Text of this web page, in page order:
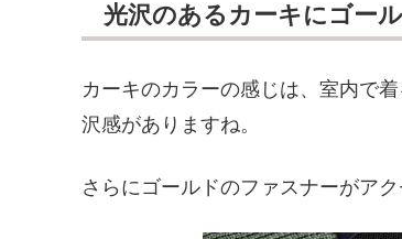
光沢のあるカーキにゴー
カーキのカラーの感じは、室内で
沢感がありますね。
さらにゴールドのファスナーがア